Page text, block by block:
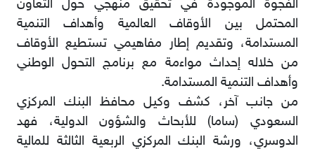
الفجوة الموجودة في تحقيق منهجي حول التعاون
المحتمل بين الأوقاف العالمية وأهداف التنمية
المستدامة، وتقديم إطار مفاهيمي تستطيع الأوقاف
من خلاله إحداث مواءمة مع برنامج التحول الوطني
وأهداف التنمية المستدامة.
من جانب آخر، كشف وكيل محافظ البنك المركزي
السعودي (ساما) للأبحاث والشؤون الدولية، فهد
الدوسري، ورشة البنك المركزي الربعية الثالثة للمالية